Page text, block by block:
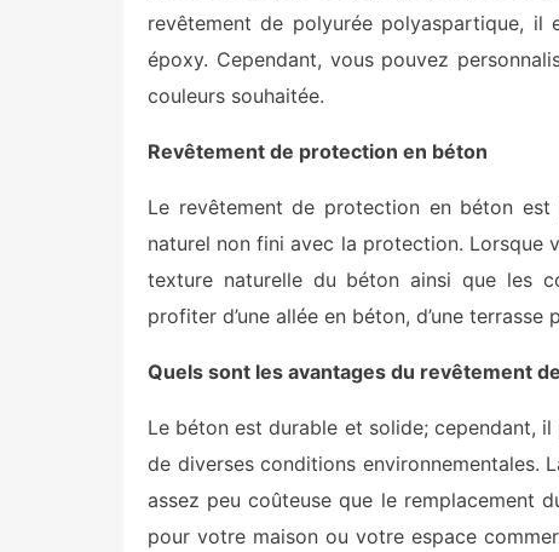
revêtement de polyurée polyaspartique, il
époxy. Cependant, vous pouvez
couleurs souhaitée.
Revêtement de protection en béton
Le revêtement de protection en béton
naturel non fini avec la protection. Lorsque
texture naturelle du béton ainsi que les
profiter d’une allée en béton, d’une
Quels sont les avantages du revêtement
Le béton est durable et solide; cependant,
de diverses conditions environnementales.
assez peu coûteuse que le remplacement
pour votre maison ou votre espace